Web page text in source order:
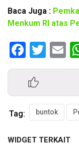
Baca Juga :
Menkum RI atas
Tag: buntok
WIDGET TERKAIT